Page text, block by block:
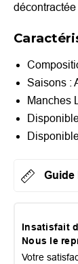
Saisons :
Manches
Guide
Insatisfait
Nous le
Votre